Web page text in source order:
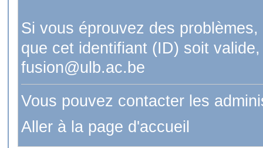
Si vous éprouvez des
que cet identifiant (ID) soit
fusion@ulb.ac.be
Vous pouvez contacter les
Aller à la page d'accueil